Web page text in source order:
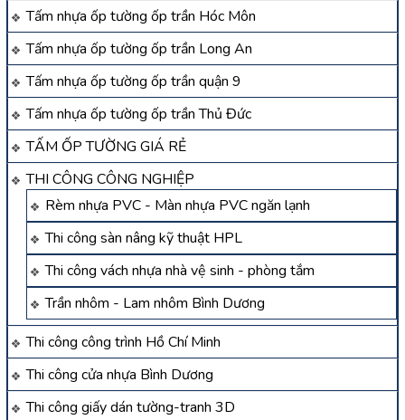
Tấm nhựa ốp tường ốp trần Hóc Môn
Tấm nhựa ốp tường ốp trần Long An
Tấm nhựa ốp tường ốp trần quận 9
Tấm nhựa ốp tường ốp trần Thủ Đức
TẤM ỐP TƯỜNG GIÁ RẺ
THI CÔNG CÔNG NGHIỆP
Rèm nhựa PVC - Màn nhựa PVC ngăn lạnh
Thi công sàn nâng kỹ thuật HPL
Thi công vách nhựa nhà vệ sinh - phòng tắm
Trần nhôm - Lam nhôm Bình Dương
Thi công công trình Hồ Chí Minh
Thi công cửa nhựa Bình Dương
Thi công giấy dán tường-tranh 3D